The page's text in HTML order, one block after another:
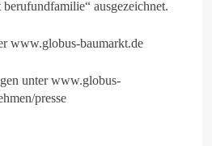
ausgezeichnet.
www.globus-baumarkt.de
unter www.globus-
presse